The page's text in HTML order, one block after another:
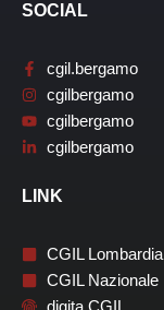
SOCIAL
cgil.bergamo
cgilbergamo
cgilbergamo
cgilbergamo
LINK
CGIL Lombardia
CGIL Nazionale
digita CGIL